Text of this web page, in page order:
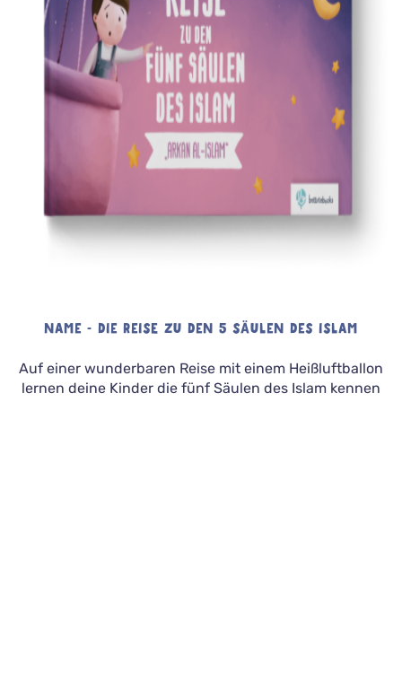
NAME - DIE REISE ZU DEN 5 SÄULEN DES ISLAM
Auf einer wunderbaren Reise mit einem Heißluftballon
lernen deine Kinder die fünf Säulen des Islam kennen